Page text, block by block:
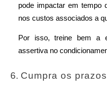
pode impactar em tempo
nos custos associados a
Por isso, treine bem a
assertiva no
Cumpra os prazos